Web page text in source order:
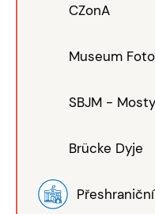
CZonA
Museum
SBJM -
Brücke Dyje